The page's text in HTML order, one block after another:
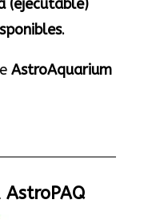
(ejecutable)
.
AstroAquarium
AstroPAQ